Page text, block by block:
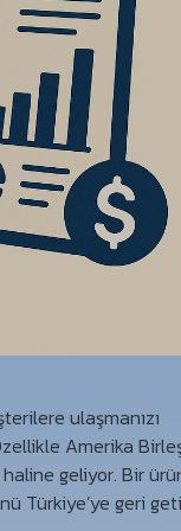
ulaşmanızı
Amerika
geliyor. Bir
Türkiye’ye geri